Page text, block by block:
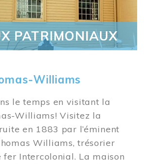
PATRIMONIAUX
Williams
le temps en visitant la
Williams! Visitez la
en 1883 par l’éminent
Williams, trésorier
fer Intercolonial. La maison